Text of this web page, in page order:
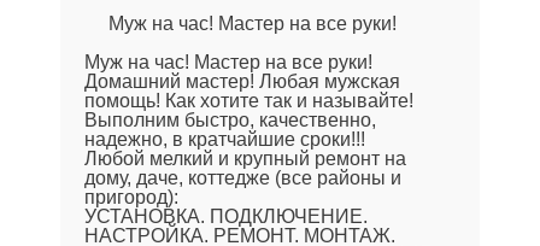
Муж на час! Мастер на все руки!
Муж на час! Мастер на все руки!
Домашний мастер! Любая мужская
помощь! Как хотите так и называйте!
Выполним быстро, качественно,
надежно, в кратчайшие сроки!!!
Любой мелкий и крупный ремонт на
дому, даче, коттедже (все районы и
пригород):
УСТАНОВКА. ПОДКЛЮЧЕНИЕ.
НАСТРОЙКА. РЕМОНТ. МОНТАЖ.